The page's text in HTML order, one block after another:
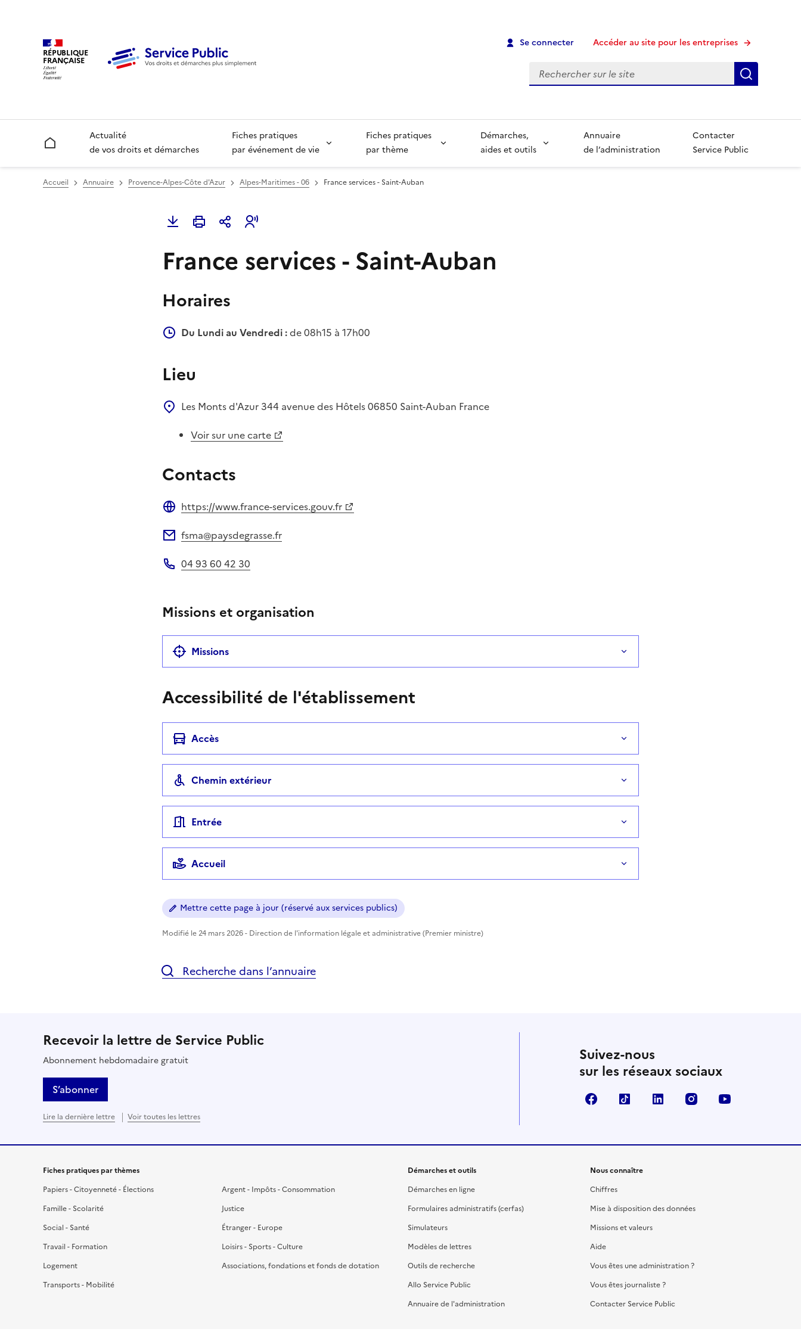
RÉPUBLIQUE
FRANÇAISE
Se connecter Accéder au site pour les entreprises
Recherche
Accueil
Actualité
de vos droits et démarches
Fiches pratiques
par événement de vie
Fiches pratiques
par thème
Démarches,
aides et outils
Annuaire
de l’administration
Contacter
Service Public
Accueil Annuaire Provence-Alpes-Côte d'Azur Alpes-Maritimes - 06 France services - Saint-Auban
France services - Saint-Auban
Horaires
Du Lundi au Vendredi :de 08h15 à 17h00
Lieu
Les Monts d'Azur 344 avenue des Hôtels06850 Saint-Auban France
Voir sur une carte
Contacts
https://www.france-services.gouv.fr
fsma@paysdegrasse.fr
04 93 60 42 30
Missions et organisation
Missions
Accessibilité de l'établissement
Accès
Chemin extérieur
Entrée
Accueil
Mettre cette page à jour (réservé aux services publics)
Modifié le 24 mars 2026 - Direction de l'information légale et administrative (Premier ministre)
Recherche dans l’annuaire
Recevoir la lettre de Service Public
Abonnement hebdomadaire gratuit
S’abonner
Lire la dernière lettre Voir toutes les lettres
Suivez-nous
sur les réseaux sociaux
FacebookTikTok LinkedIn Instagram
Fiches pratiques par thèmes
Papiers - Citoyenneté - Élections
Famille - Scolarité
Social - Santé
Travail - Formation
Logement
Transports - Mobilité
Argent - Impôts - Consommation
Justice
Étranger - Europe
Loisirs - Sports - Culture
Associations, fondations et fonds de dotation
Démarches et outils
Démarches en ligne
Formulaires administratifs (cerfas)
Simulateurs
Modèles de lettres
Outils de recherche
Allo Service Public
Annuaire de l'administration
Nous connaître
Chiffres
Mise à disposition des données
Missions et valeurs
Aide
Vous êtes une administration ?
Vous êtes journaliste ?
Contacter Service Public